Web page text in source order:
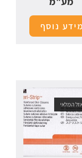
מידע נוסף
המלאי